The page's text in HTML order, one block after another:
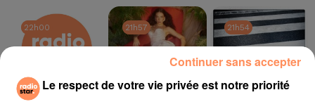
22h00
22h00 21h57
21h57 21h54
21h54
Le respect de votre vie privée est notre priorité
Continuer sans accepter